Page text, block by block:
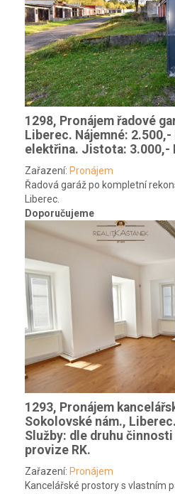
1298, Pronájem řadové
Liberec. Nájemné:
elektřina. Jistota: 3.000,-
Zařazení: Pronájem
Řadová garáž po kompletní
Liberec.
Doporučujeme
1293, Pronájem
Sokolovské nám., Liberec.
Služby: dle druhu
provize RK.
Zařazení: Pronájem
Kancelářské prostory s vlastním